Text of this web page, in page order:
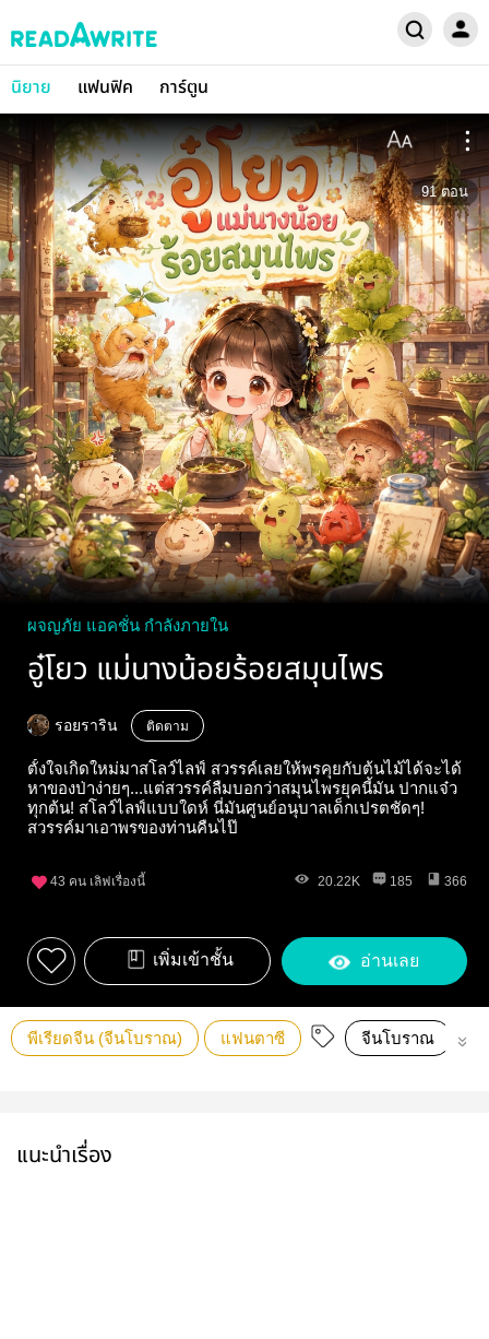
นิยาย แฟนฟิค การ์ตูน
91 ตอน
ผจญภัย แอคชั่น กำลังภายใน
อู๋โยว แม่นางน้อยร้อยสมุนไพร
รอยราริน ติดตาม
ตั้งใจเกิดใหม่มาสโลว์ไลฟ์ สวรรค์เลยให้พรคุยกับต้นไม้ได้จะได้
หาของป่าง่ายๆ...แต่สวรรค์ลืมบอกว่าสมุนไพรยุคนี้มัน ปากแจ๋ว
ทุกต้น!​ สโลว์ไลฟ์แบบใดห์ นี่มันศูนย์อนุบาลเด็กเปรตชัดๆ!
สวรรค์มาเอาพรของท่านคืนไป๊
43 คน เลิฟเรื่องนี้ 20.22K 185 366
เพิ่มเข้าชั้น อ่านเลย
พีเรียดจีน (จีนโบราณ) แฟนตาซี จีนโบราณ
แนะนำเรื่อง